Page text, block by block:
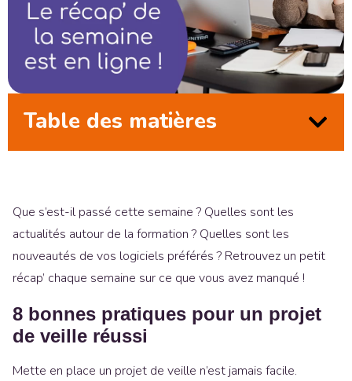
Table des matières
Que s’est-il passé cette semaine ? Quelles sont les
actualités autour de la formation ? Quelles sont les
nouveautés de vos logiciels préférés ? Retrouvez un petit
récap’ chaque semaine sur ce que vous avez manqué !
8 bonnes pratiques pour un projet
de veille réussi
Mette en place un projet de veille n’est jamais facile.